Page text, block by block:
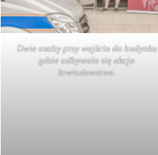
Dwie osoby przy wejściu do budynku
gdzie odbywała się akcja
krwiodawstwa.